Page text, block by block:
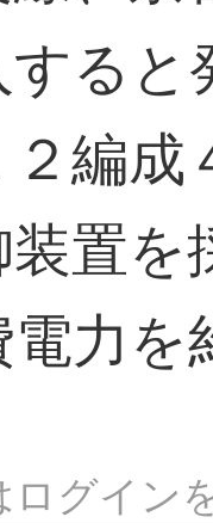
る
編
置
力を
ログイン